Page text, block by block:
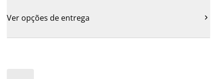
Ver opções de entrega 